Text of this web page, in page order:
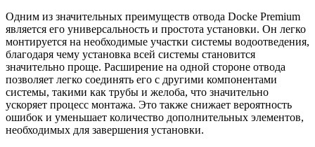
Одним из значительных преимуществ отвода Docke Premium
является его универсальность и простота установки. Он легко
монтируется на необходимые участки системы водоотведения,
благодаря чему установка всей системы становится
значительно проще. Расширение на одной стороне отвода
позволяет легко соединять его с другими компонентами
системы, такими как трубы и желоба, что значительно
ускоряет процесс монтажа. Это также снижает вероятность
ошибок и уменьшает количество дополнительных элементов,
необходимых для завершения установки.